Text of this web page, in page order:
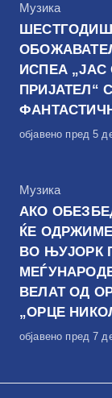
КАтегорија
Музика
ИСПЕА „ЈАС
ПРИЈАТЕЛ“
Објавено
објавено пред 5
КАтегорија
Музика
АКО
ЌЕ
ВО ЊУЈОРК
ВЕЛАТ ОД
„ОРЦЕ
Објавено
објавено пред 7